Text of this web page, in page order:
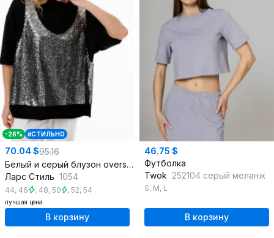
-26% #СТИЛЬНО
70.04 $95.16
Белый и серый блузон oversize с пайетками на тянущейся основе
Ларс Стиль 1054
44, 46 , 48, 50 , 52, 54
лучшая цена
В корзину
46.75 $
Футболка
Twok 252104 серый меланж
S, M, L
В корзину